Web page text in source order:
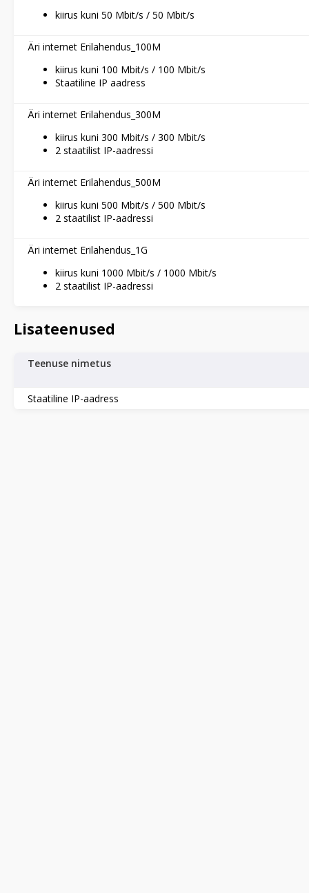
kiirus kuni 50 Mbit/s / 50 Mbit/s
Äri internet Erilahendus_100M
kiirus kuni 100 Mbit/s / 100 Mbit/s
Staatiline IP aadress
Äri internet Erilahendus_300M
kiirus kuni 300 Mbit/s / 300 Mbit/s
2 staatilist IP-aadressi
Äri internet Erilahendus_500M
kiirus kuni 500 Mbit/s / 500 Mbit/s
2 staatilist IP-aadressi
Äri internet Erilahendus_1G
kiirus kuni 1000 Mbit/s / 1000 Mbit/s
2 staatilist IP-aadressi
Lisateenused
Teenuse nimetus
Staatiline IP-aadress